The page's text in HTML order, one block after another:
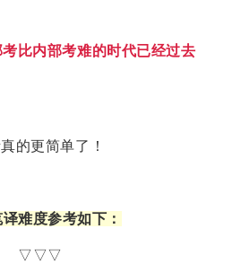
比内部考难的时代已经过去
的更简单了！
难度参考如下：
▽▽▽